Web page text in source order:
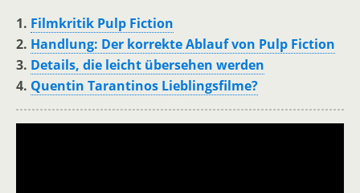
1. Filmkritik Pulp Fiction
2. Handlung: Der korrekte Ablauf von Pulp Fiction
3. Details, die leicht übersehen werden
4. Quentin Tarantinos Lieblingsfilme?